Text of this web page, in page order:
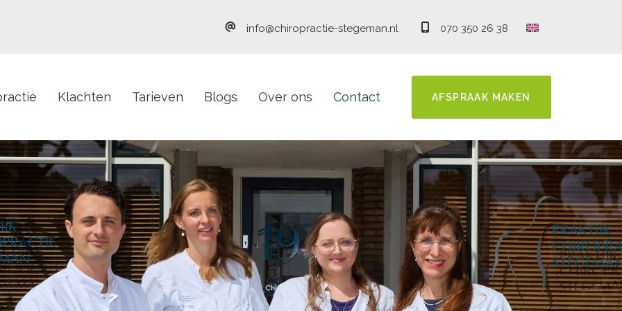
info@chiropractie-stegeman.nl 070 350 26 38
Klachten Tarieven Blogs Over ons Contact AFSPRAAK MAKEN